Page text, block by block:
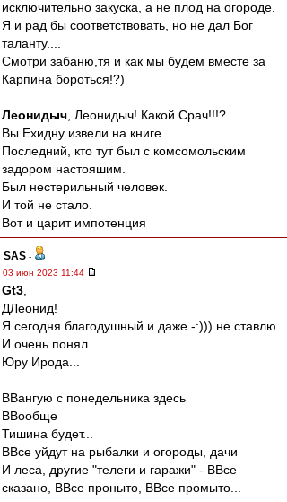
исключительно закуска, а не плод на огороде.
Я и рад бы соответствовать, но не дал Бог
таланту....
Смотри забаню,тя и как мы будем вместе за
Карпина бороться!?)
Леонидыч , Леонидыч! Какой Срач!!!?
Вы Ехидну извели на книге.
Последний, кто тут был с комсомольским
задором настояшим.
Был нестерильный человек.
И той не стало.
Вот и царит импотенция
SAS -
03 июн 2023 11:44
Gt3
ДЛеонид!
Я сегодня благодушный и даже -:))) не ставлю.
И очень понял
Юру Ирода...
ВВангую с понедельника здесь
ВВообще
Тишина будет...
ВВсе уйдут на рыбалки и огороды, дачи
И леса, другие "телеги и гаражи" - ВВсе
сказано, ВВсе проныто, ВВсе промыто...